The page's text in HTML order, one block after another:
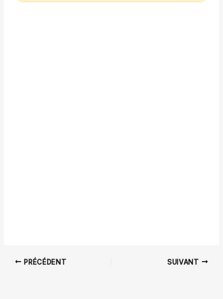
PRÉCÉDENT SUIVANT